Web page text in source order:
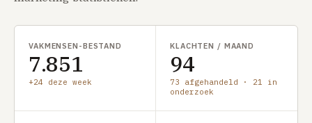
VAKMENSEN-BESTAND
7.851
+24 deze week
KLACHTEN / MAAND
94
73 afgehandeld · 21 in
onderzoek